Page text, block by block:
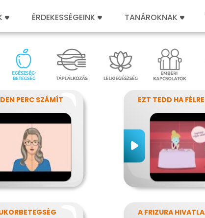
ÉRDEKESSÉGEINK TANÁROKNAK
PERC SZÁMÍT